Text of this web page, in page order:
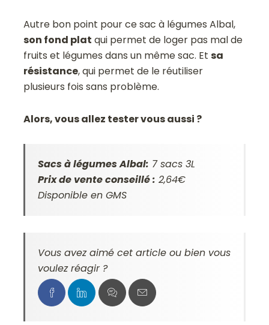
Autre bon point pour ce sac à légumes Albal,
son fond plat qui permet de loger pas mal de
fruits et légumes dans un même sac. Etsa
résistance, qui permet de le réutiliser
plusieurs fois sans problème.
Alors, vous allez tester vous aussi ?
Sacs à légumes Albal: 7 sacs 3L
Prix de vente conseillé : 2,64€
Disponible en GMS
Vous avez aimé cet article ou bien vous
voulez réagir ?